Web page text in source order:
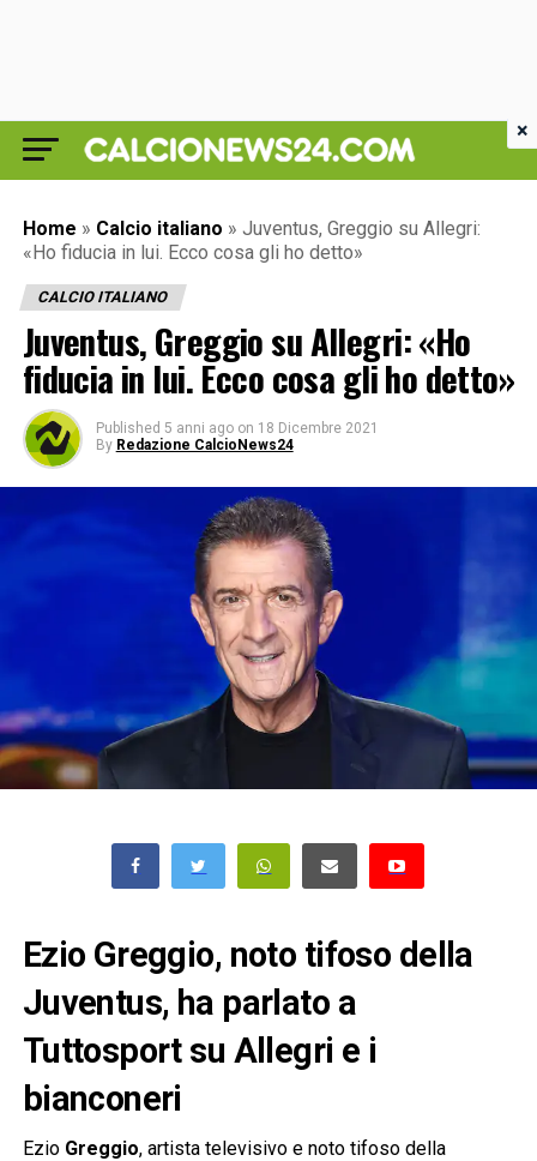
Home » Calcio italiano » Juventus, Greggio su Allegri:
«Ho fiducia in lui. Ecco cosa gli ho detto»
CALCIO ITALIANO
Juventus, Greggio su Allegri: «Ho
fiducia in lui. Ecco cosa gli ho detto»
Published 5 anni ago on 18 Dicembre 2021
By Redazione CalcioNews24
Ezio Greggio, noto tifoso della
Juventus, ha parlato a
Tuttosport su Allegri e i
bianconeri
Ezio Greggio, artista televisivo e noto tifoso della
×